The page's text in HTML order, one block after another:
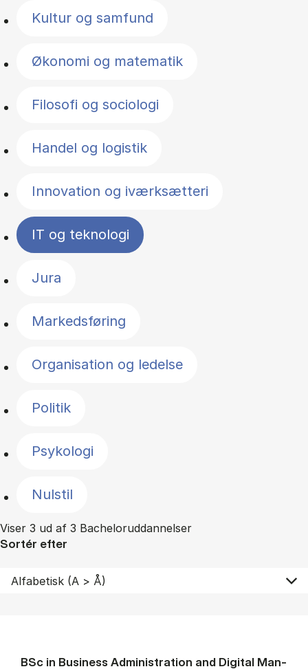
Kultur og samfund
Økonomi og matematik
Filosofi og sociologi
Handel og logistik
Innovation og iværksætteri
IT og teknologi
Jura
Markedsføring
Organisation og ledelse
Politik
Psykologi
Nulstil
Viser 3 ud af 3 Bacheloruddannelser
Sortér efter
BSc in Busi­ness Ad­min­is­tra­tion and Di­git­al Man­